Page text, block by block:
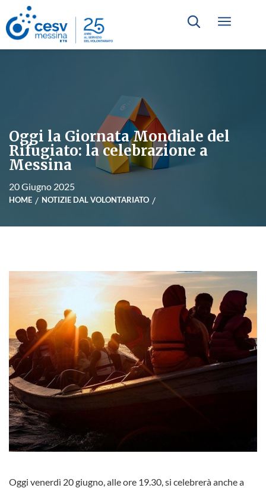
Oggi la Giornata Mondiale del
Rifugiato: la celebrazione a
Messina
20 Giugno 2025
HOME NOTIZIE DAL VOLONTARIATO
Oggi venerdì 20 giugno, alle ore 19.30, si celebrerà anche a